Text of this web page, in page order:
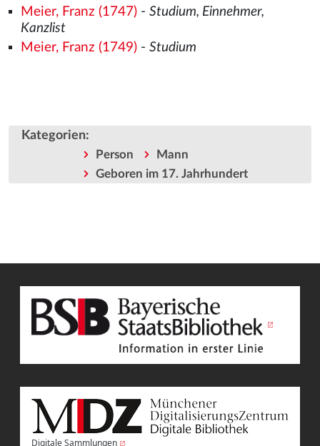
Meier, Franz (1747)- Studium, Einnehmer,
Kanzlist
Meier, Franz (1749)- Studium
Kategorien:
Person
Mann
Geboren im 17. Jahrhundert
Digitale Sammlungen